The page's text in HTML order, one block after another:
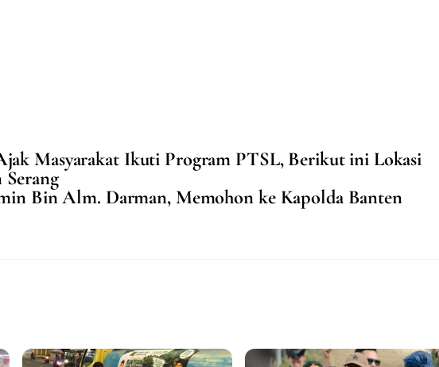
Masyarakat Ikuti Program PTSL, Berikut ini Lokasi
Bin Alm. Darman, Memohon ke Kapolda Banten